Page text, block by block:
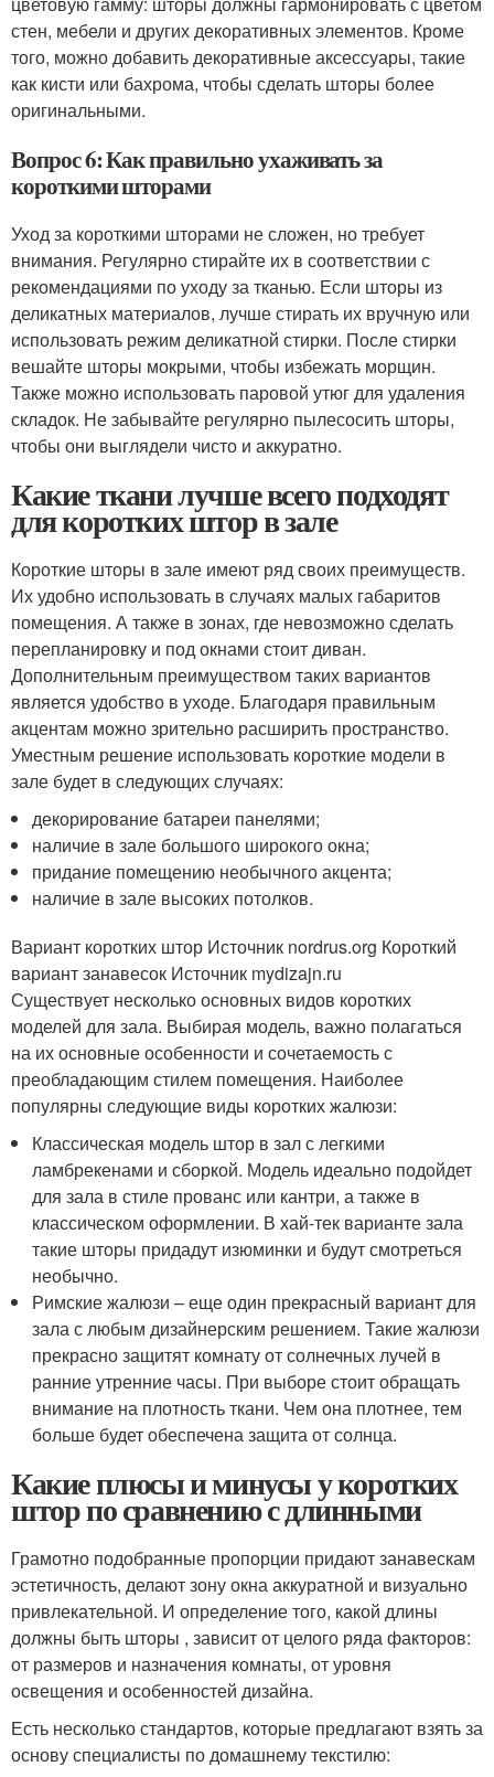
стен, мебели и других декоративных элементов. Кроме
того, можно добавить декоративные аксессуары, такие
как кисти или бахрома, чтобы сделать шторы более
оригинальными.
Вопрос 6: Как правильно ухаживать за
короткими шторами
Уход за короткими шторами не сложен, но требует
внимания. Регулярно стирайте их в соответствии с
рекомендациями по уходу за тканью. Если шторы из
деликатных материалов, лучше стирать их вручную или
использовать режим деликатной стирки. После стирки
вешайте шторы мокрыми, чтобы избежать морщин.
Также можно использовать паровой утюг для удаления
складок. Не забывайте регулярно пылесосить шторы,
чтобы они выглядели чисто и аккуратно.
Какие ткани лучше всего подходят
для коротких штор в зале
Короткие шторы в зале имеют ряд своих преимуществ.
Их удобно использовать в случаях малых габаритов
помещения. А также в зонах, где невозможно сделать
перепланировку и под окнами стоит диван.
Дополнительным преимуществом таких вариантов
является удобство в уходе. Благодаря правильным
акцентам можно зрительно расширить пространство.
Уместным решение использовать короткие модели в
зале будет в следующих случаях:
декорирование батареи панелями;
наличие в зале большого широкого окна;
придание помещению необычного акцента;
наличие в зале высоких потолков.
Вариант коротких штор Источник nordrus.org Короткий
вариант занавесок Источник mydizajn.ru
Существует несколько основных видов коротких
моделей для зала. Выбирая модель, важно полагаться
на их основные особенности и сочетаемость с
преобладающим стилем помещения. Наиболее
популярны следующие виды коротких жалюзи:
Классическая модель штор в зал с легкими
ламбрекенами и сборкой. Модель идеально подойдет
для зала в стиле прованс или кантри, а также в
классическом оформлении. В хай-тек варианте зала
такие шторы придадут изюминки и будут смотреться
необычно.
Римские жалюзи – еще один прекрасный вариант для
зала с любым дизайнерским решением. Такие жалюзи
прекрасно защитят комнату от солнечных лучей в
ранние утренние часы. При выборе стоит обращать
внимание на плотность ткани. Чем она плотнее, тем
больше будет обеспечена защита от солнца.
Какие плюсы и минусы у коротких
штор по сравнению с длинными
Грамотно подобранные пропорции придают занавескам
эстетичность, делают зону окна аккуратной и визуально
привлекательной. И определение того, какой длины
должны быть шторы , зависит от целого ряда факторов:
от размеров и назначения комнаты, от уровня
освещения и особенностей дизайна.
Есть несколько стандартов, которые предлагают взять за
основу специалисты по домашнему текстилю: